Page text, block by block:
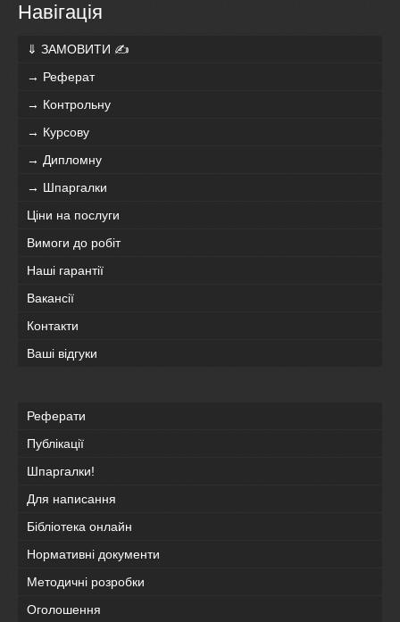
Навігація
⇓ ЗАМОВИТИ ✍
→ Реферат
→ Контрольну
→ Курсову
→ Дипломну
→ Шпаргалки
Ціни на послуги
Вимоги до робіт
Наші гарантії
Вакансії
Контакти
Ваші відгуки
Реферати
Публікації
Шпаргалки!
Для написання
Бібліотека онлайн
Нормативні документи
Методичні розробки
Оголошення